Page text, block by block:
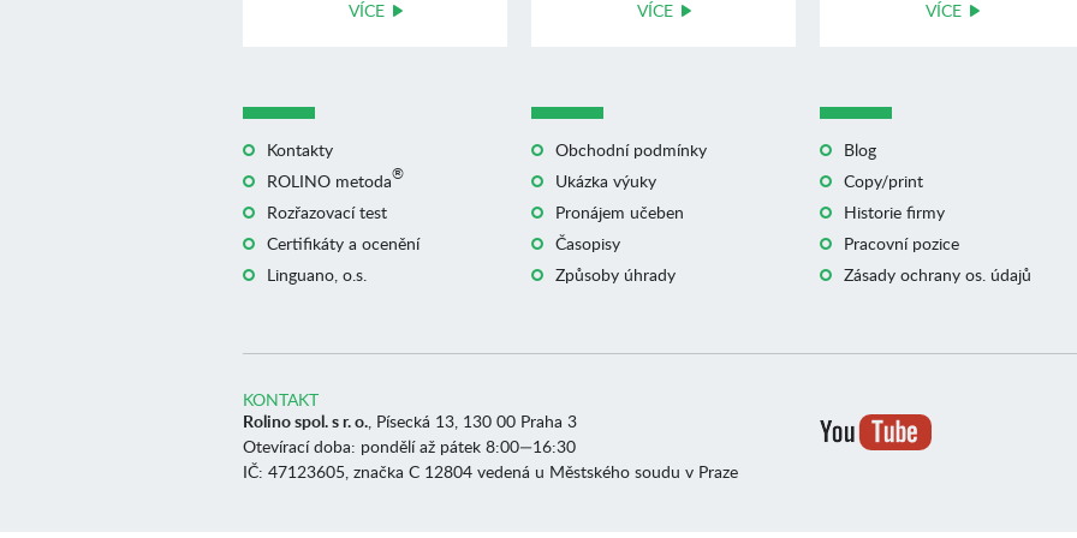
VÍCE VÍCE VÍCE
Kontakty
ROLINO metoda®
Rozřazovací test
Certifikáty a ocenění
Linguano, o.s.
Obchodní podmínky
Ukázka výuky
Pronájem učeben
Časopisy
Způsoby úhrady
Blog
Copy/print
Historie firmy
Pracovní pozice
Zásady ochrany os. údajů
KONTAKT
Rolino spol. s r. o. , Písecká 13, 130 00 Praha 3
Otevírací doba: pondělí až pátek 8:00—16:30
IČ: 47123605, značka C 12804 vedená u Městského soudu v Praze